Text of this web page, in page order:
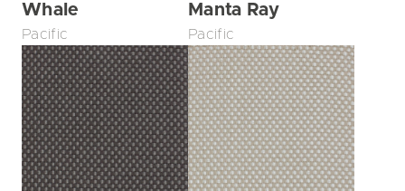
Whale
Pacific
Manta Ray
Pacific